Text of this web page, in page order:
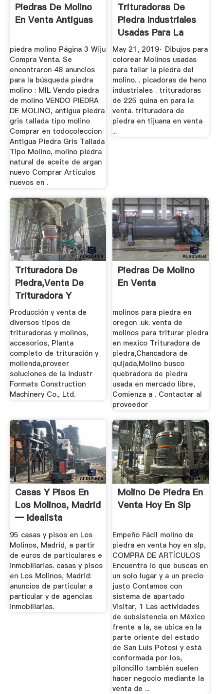
Piedras De Molino
En Venta Antiguas
piedra molino Página 3 Wiju
Compra Venta. Se
encontraron 48 anuncios
para la búsqueda piedra
molino : MIL Vendo piedra
de molino VENDO PIEDRA
DE MOLINO, antigua piedra
gris tallada tipo molino
Comprar en todocoleccion
Antigua Piedra Gris Tallada
Tipo Molino, molino piedra
natural de aceite de argan
nuevo Comprar Artículos
nuevos en .
Trituradoras De
Piedra Industriales
Usadas Para La
Venta ...
May 21, 2019· Dibujos para
colorear Molinos usadas
para tallar la piedra del
molino. . picadoras de heno
industriales . trituradoras
de 225 quina en para la
venta. trituradora de
piedra en tijuana en venta
...
Trituradora De
Piedra,Venta De
Trituradora Y
Molino De ...
Producción y venta de
diversos tipos de
trituradoras y molinos,
accesorios, Planta
completo de trituración y
molienda,proveer
soluciones de la industr
Formats Construction
Machinery Co., Ltd.
Piedras De Molino
En Venta
molinos para piedra en
oregon .uk. venta de
molinos para triturar piedra
en mexico Trituradora de
piedra,Chancadora de
quijada,Molino busco
quebradora de piedra
usada en mercado libre,
Comienza a . Contactar al
proveedor
Casas Y Pisos En
Los Molinos, Madrid
— Idealista
95 casas y pisos en Los
Molinos, Madrid, a partir
de euros de particulares e
inmobiliarias. casas y pisos
en Los Molinos, Madrid:
anuncios de particular a
particular y de agencias
inmobiliarias.
Molino De Piedra En
Venta Hoy En Slp
Empeño Fácil molino de
piedra en venta hoy en slp,
COMPRA DE ARTÍCULOS
Encuentra lo que buscas en
un solo lugar y a un precio
justo Contamos con
sistema de apartado
Visitar, 1 Las actividades
de subsistencia en México
frente a la, se ubica en la
parte oriente del estado
de San Luis Potosí y está
conformada por los,
piloncillo también suelen
hacer negocio mediante la
venta de ...